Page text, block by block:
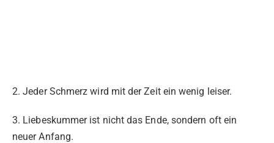
2. Jeder Schmerz wird mit der Zeit ein wenig leiser.
3. Liebeskummer ist nicht das Ende, sondern oft ein
neuer Anfang.